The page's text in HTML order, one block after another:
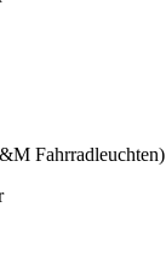
Fahrradleuchten)